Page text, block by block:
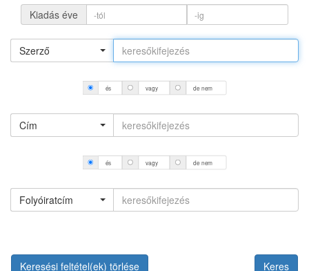
Kiadás éve
Szerző
és vagy de nem
Cím
és vagy de nem
Folyóiratcím
Keresési feltétel(ek) törlése